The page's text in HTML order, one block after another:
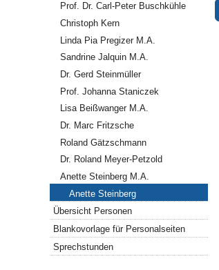
Prof. Dr. Carl-Peter Buschkühle
Christoph Kern
Linda Pia Pregizer M.A.
Sandrine Jalquin M.A.
Dr. Gerd Steinmüller
Prof. Johanna Staniczek
Lisa Beißwanger M.A.
Dr. Marc Fritzsche
Roland Gätzschmann
Dr. Roland Meyer-Petzold
Anette Steinberg M.A.
Anette Steinberg
Übersicht Personen
Blankovorlage für Personalseiten
Sprechstunden